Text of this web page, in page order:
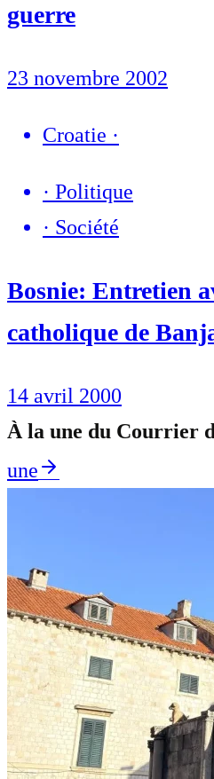
guerre
23 novembre 2002
Croatie ·
· Politique
· Société
Bosnie: Entretien
catholique de
14 avril 2000
À la une du Courrier
une